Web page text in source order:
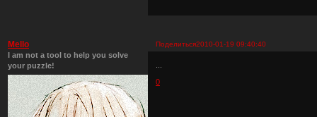
Поделиться2010-01-19 09:40:40
Mello
I am not a tool to help you solve
your puzzle!
0